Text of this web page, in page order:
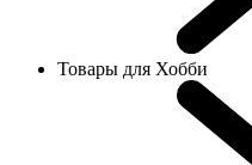
Товары для Хобби